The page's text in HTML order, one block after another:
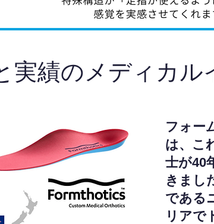
実績のメディカル
フォー
は、こ
士が40
きまし
である
リアで